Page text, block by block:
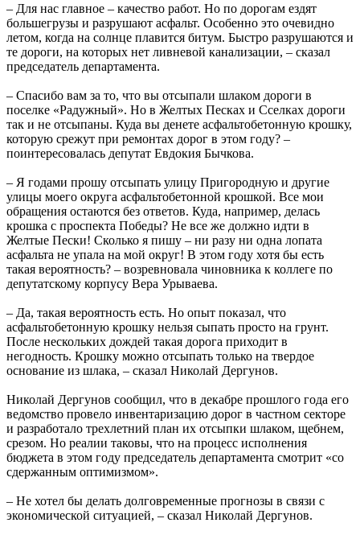
– Для нас главное – качество работ. Но по дорогам ездят
большегрузы и разрушают асфальт. Особенно это очевидно
летом, когда на солнце плавится битум. Быстро разрушаются и
те дороги, на которых нет ливневой канализации, – сказал
председатель департамента.
– Спасибо вам за то, что вы отсыпали шлаком дороги в
поселке «Радужный». Но в Желтых Песках и Сселках дороги
так и не отсыпаны. Куда вы денете асфальтобетонную крошку,
которую срежут при ремонтах дорог в этом году? –
поинтересовалась депутат Евдокия Бычкова.
– Я годами прошу отсыпать улицу Пригородную и другие
улицы моего округа асфальтобетонной крошкой. Все мои
обращения остаются без ответов. Куда, например, делась
крошка с проспекта Победы? Не все же должно идти в
Желтые Пески! Сколько я пишу – ни разу ни одна лопата
асфальта не упала на мой округ! В этом году хотя бы есть
такая вероятность? – возревновала чиновника к коллеге по
депутатскому корпусу Вера Урываева.
– Да, такая вероятность есть. Но опыт показал, что
асфальтобетонную крошку нельзя сыпать просто на грунт.
После нескольких дождей такая дорога приходит в
негодность. Крошку можно отсыпать только на твердое
основание из шлака, – сказал Николай Дергунов.
Николай Дергунов сообщил, что в декабре прошлого года его
ведомство провело инвентаризацию дорог в частном секторе
и разработало трехлетний план их отсыпки шлаком, щебнем,
срезом. Но реалии таковы, что на процесс исполнения
бюджета в этом году председатель департамента смотрит «со
сдержанным оптимизмом».
– Не хотел бы делать долговременные прогнозы в связи с
экономической ситуацией, – сказал Николай Дергунов.